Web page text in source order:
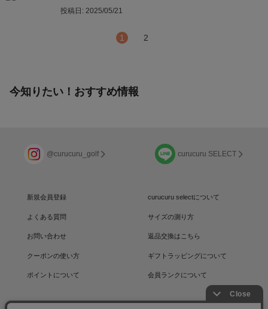
投稿日: 2025/05/21
1 2
今知りたい！おすすめ情報
@curucuru_golf curucuru SELECT
新規会員登録 curucuru selectについて
よくある質問 サイズの測り方
お問い合わせ 返品交換はこちら
クーポンの使い方 ギフトラッピングについて
ポイントについて 会員ランクについて